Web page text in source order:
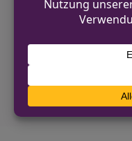
VORHERIGER
Unfallflucht